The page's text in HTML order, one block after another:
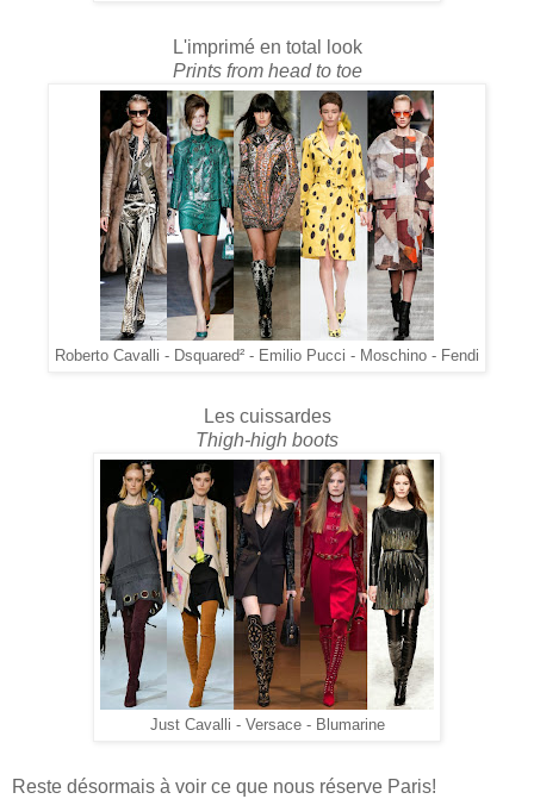
L'imprimé en total look
Prints from head to toe
Roberto Cavalli - Dsquared² - Emilio Pucci - Moschino - Fendi
Les cuissardes
Thigh-high boots
Just Cavalli - Versace - Blumarine
Reste désormais à voir ce que nous réserve Paris!